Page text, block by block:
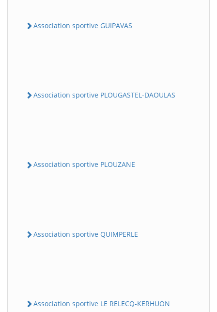
Association sportive GUIPAVAS
Association sportive PLOUGASTEL-DAOULAS
Association sportive PLOUZANE
Association sportive QUIMPERLE
Association sportive LE RELECQ-KERHUON